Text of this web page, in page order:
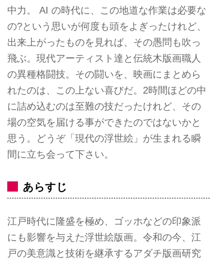
中力。 AI の時代に、この地道な作業は必要な
の?という思いが何度も頭をよぎったけれど、
出来上がったものを見れば、その愚問も吹っ
飛ぶ。現代アーティスト達と伝統木版画職人
の異種格闘技。その闘いを、映画にまとめら
れたのは、この上ない喜びだ。2時間ほどの中
に詰め込むのは至難の技だったけれど、その
場の空気を届ける事ができたのではないかと
思う。どうぞ「現代の浮世絵」が生まれる瞬
間に立ち会って下さい。
あらすじ
江戸時代に隆盛を極め、ゴッホなどの印象派
にも影響を与えた浮世絵版画。令和の今、江
戸の美意識と技術を継承するアダチ版画研究